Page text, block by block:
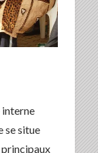
interne
se situe